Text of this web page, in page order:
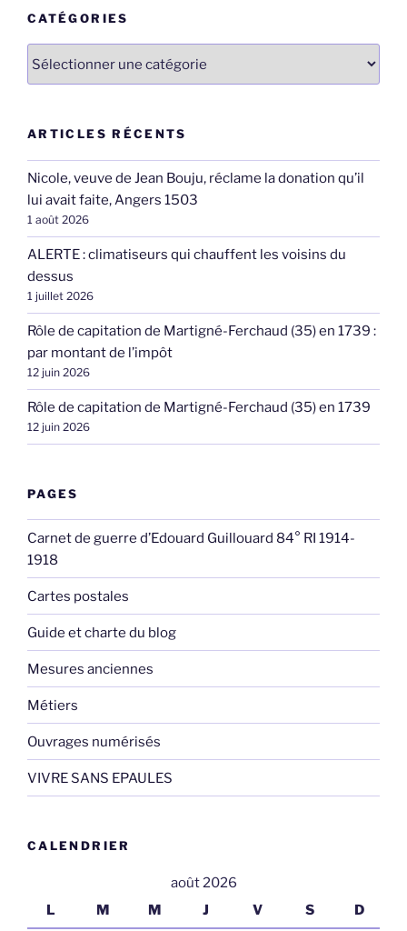
CATÉGORIES
ARTICLES RÉCENTS
Nicole, veuve de Jean Bouju, réclame la donation qu’il
lui avait faite, Angers 1503
1 août 2026
ALERTE : climatiseurs qui chauffent les voisins du
dessus
1 juillet 2026
Rôle de capitation de Martigné-Ferchaud (35) en 1739 :
par montant de l’impôt
12 juin 2026
Rôle de capitation de Martigné-Ferchaud (35) en 1739
12 juin 2026
PAGES
Carnet de guerre d’Edouard Guillouard 84° RI 1914-
1918
Cartes postales
Guide et charte du blog
Mesures anciennes
Métiers
Ouvrages numérisés
VIVRE SANS EPAULES
CALENDRIER
août 2026
L
M M J V S D